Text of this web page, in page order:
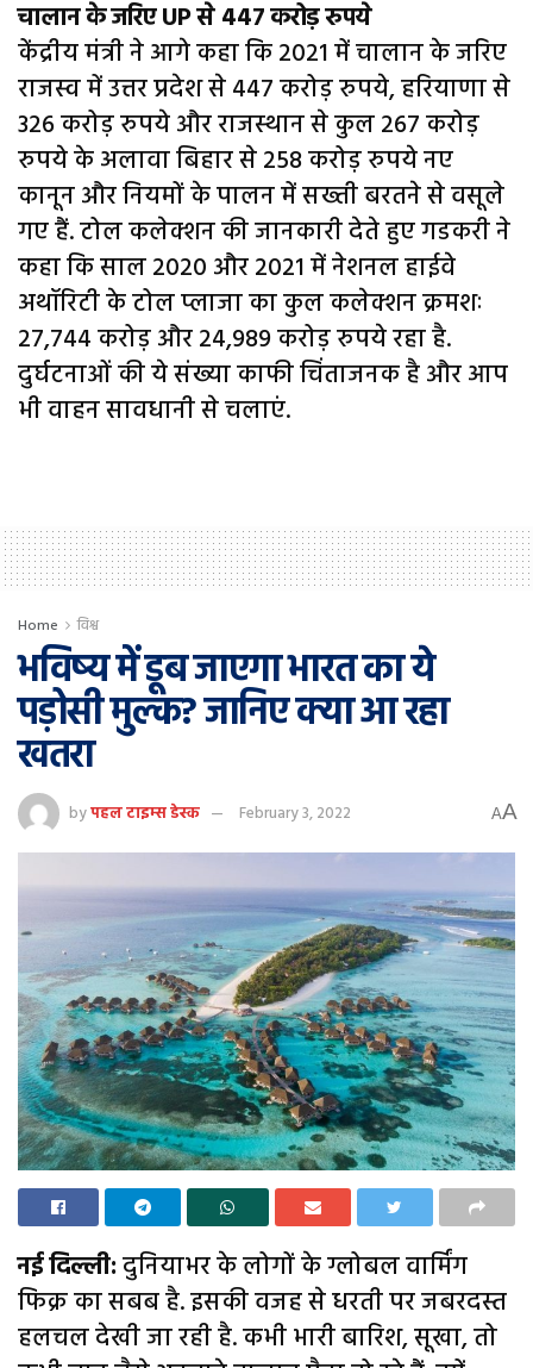
चालान के जरिए UP से 447 करोड़ रुपये
केंद्रीय मंत्री ने आगे कहा कि 2021 में चालान के जरिए
राजस्व में उत्तर प्रदेश से 447 करोड़ रुपये, हरियाणा से
326 करोड़ रुपये और राजस्थान से कुल 267 करोड़
रुपये के अलावा बिहार से 258 करोड़ रुपये नए
कानून और नियमों के पालन में सख्ती बरतने से वसूले
गए हैं. टोल कलेक्शन की जानकारी देते हुए गडकरी ने
कहा कि साल 2020 और 2021 में नेशनल हाईवे
अथॉरिटी के टोल प्लाजा का कुल कलेक्शन क्रमशः
27,744 करोड़ और 24,989 करोड़ रुपये रहा है.
दुर्घटनाओं की ये संख्या काफी चिंताजनक है और आप
भी वाहन सावधानी से चलाएं.
Home विश्व
भविष्य में डूब जाएगा भारत का ये
पड़ोसी मुल्क? जानिए क्या आ रहा
खतरा
byपहल टाइम्स डेस्क February 3, 2022 AA
नई दिल्ली:दुनियाभर के लोगों के ग्लोबल वार्मिंग
फिक्र का सबब है. इसकी वजह से धरती पर जबरदस्त
हलचल देखी जा रही है. कभी भारी बारिश, सूखा, तो